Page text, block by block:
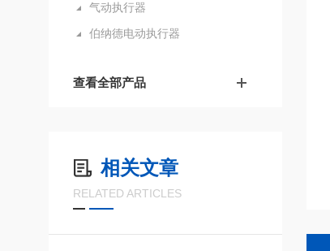
气动执行器
伯纳德电动执行器
查看全部产品
相关文章
RELATED ARTICLES